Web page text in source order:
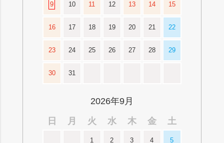
9 10 11 12 13 14 15
16 17 18 19 20 21 22
23 24 25 26 27 28 29
30 31
2026年9月
日
月 火 水 木 金 土
1 2 3 4 5